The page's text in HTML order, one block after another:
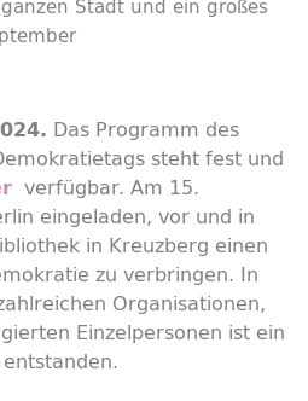
Stadt und ein großes
Das Programm des
steht fest und
verfügbar. Am 15.
eingeladen, vor und in
in Kreuzberg einen
zu verbringen. In
Organisationen,
Einzelpersonen ist ein